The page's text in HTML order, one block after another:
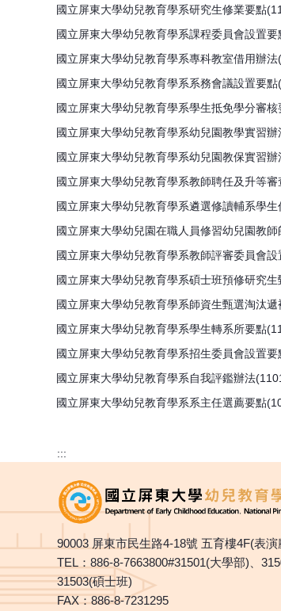
國立屏東大學幼兒教育學系研究生修業要點
國立屏東大學幼兒教育學系課程委員會設置
國立屏東大學幼兒教育學系專科教室借用辦
國立屏東大學幼兒教育學系系務會議設置要
國立屏東大學幼兒教育學系學生抵免學分審
國立屏東大學幼兒教育學系幼兒園教學實習
國立屏東大學幼兒教育學系幼兒園教保實習
國立屏東大學幼兒教育學系教師聘任及升等
國立屏東大學幼兒教育學系遴選修讀輔系學
國立屏東大學幼兒園在職人員修習幼兒園教
國立屏東大學幼兒教育學系教師評審委員會
國立屏東大學幼兒教育學系碩士班預修研究
國立屏東大學幼兒教育學系師資生甄選淘汰
國立屏東大學幼兒教育學系學生轉系所要點
國立屏東大學幼兒教育學系招生委員會設置
國立屏東大學幼兒教育學系自我評鑑辦法
國立屏東大學幼兒教育學系系主任選薦要點
:::
90003 屏東市民生路4-18號 五育樓4F(表演
TEL：886-8-7663800#31501(大學部)、
31503(碩士班)
FAX：886-8-7231295